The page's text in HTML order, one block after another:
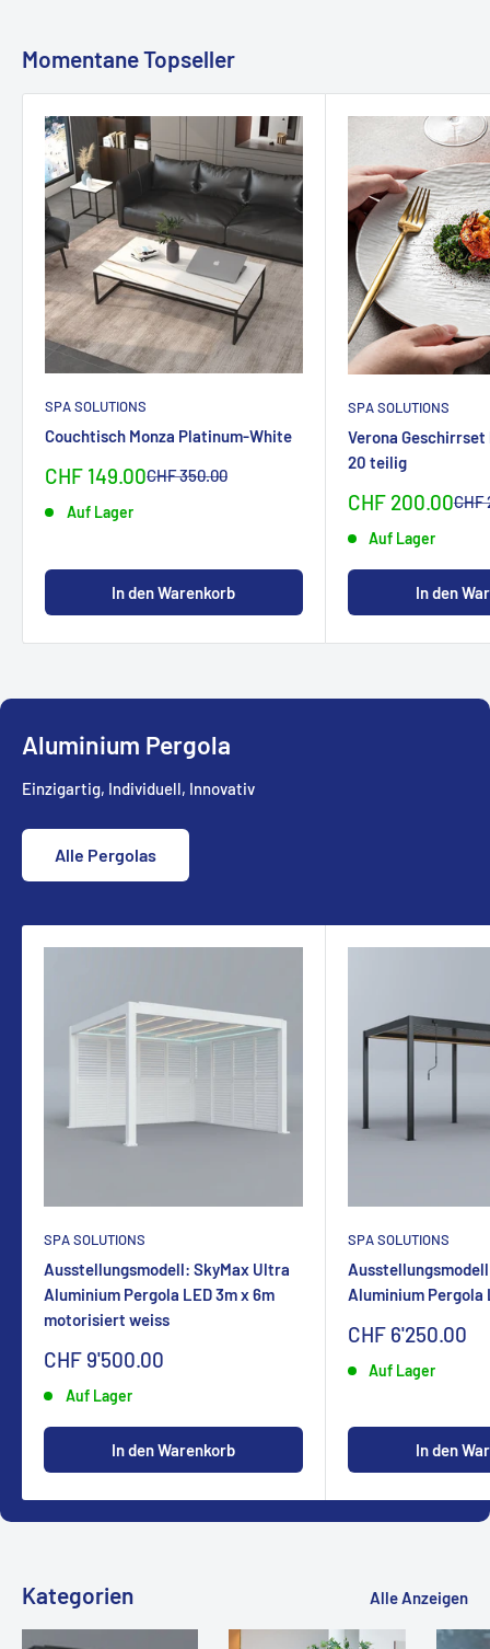
Momentane Topseller
SPA SOLUTIONS
Couchtisch Monza Platinum-White
Sonderpreis
CHF 149.00Normalpreis
CHF 350.00
Auf Lager
In den Warenkorb
SPA SOLUTIONS
Verona
20 teilig
Sonderpreis
CHF 200.00CHF
Auf Lager
In den
Aluminium Pergola
Einzigartig, Individuell, Innovativ
Alle Pergolas
SPA SOLUTIONS
Ausstellungsmodell: SkyMax Ultra
Aluminium Pergola LED 3m x 6m
motorisiert weiss
Sonderpreis
CHF 9'500.00
Auf Lager
In den Warenkorb
SPA SOLUTIONS
Aluminium Pergola
Sonderpreis
CHF 6'250.00
Auf Lager
In den
Kategorien Alle Anzeigen